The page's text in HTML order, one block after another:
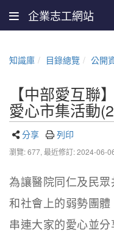
企業志工網站
知識庫 目錄總覽 公開
【中部愛互聯
愛心市集活動
分享 列印
瀏覽: 677, 最近修訂: 2024-06-
為讓醫院同仁及民
和社會上的弱勢團體
串連大家的愛心並分